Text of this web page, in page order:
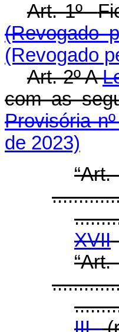
Art. 1º
(Revogado
(Revogado
Art. 2º A
com as
Provisória
de 2023)
XVII